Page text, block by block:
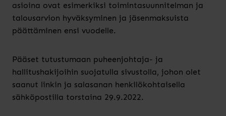
asioina ovat esimerkiksi toimintasuunnitelman ja
talousarvion hyväksyminen ja jäsenmaksuista
päättäminen ensi vuodelle.
Pääset tutustumaan puheenjohtaja- ja
hallitushakijoihin suojatulla sivustolla, johon olet
saanut linkin ja salasanan henkilökohtaisella
sähköpostilla torstaina 29.9.2022.